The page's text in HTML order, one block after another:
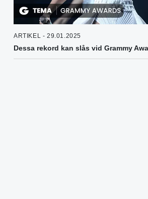
ARTIKEL - 29.01.2025
Dessa rekord kan slås vid Grammy